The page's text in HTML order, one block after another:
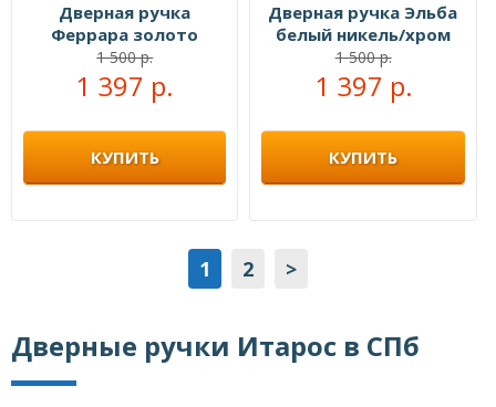
Дверная ручка
Феррара золото
1 500 р.
1 397 р.
КУПИТЬ
Дверная ручка Эльба
белый никель/хром
1 500 р.
1 397 р.
КУПИТЬ
1 2 >
Дверные ручки Итарос в СПб